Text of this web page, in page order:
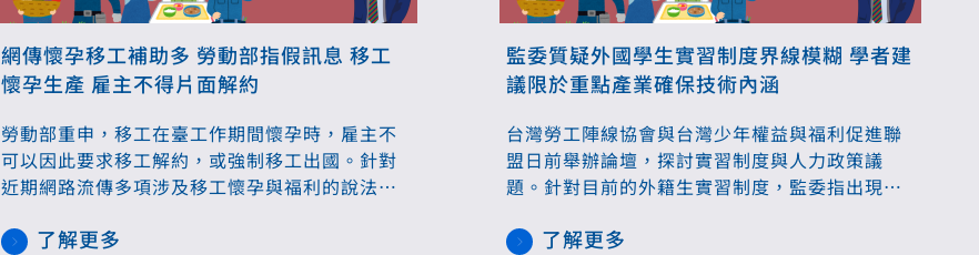
網傳懷孕移工補助多 勞動部指假訊息 移工
懷孕生產 雇主不得片面解約
勞動部重申，移工在臺工作期間懷孕時，雇主不
可以因此要求移工解約，或強制移工出國。針對
近期網路流傳多項涉及移工懷孕與福利的說法，
息，呼籲外界勿再以訛傳訛，以免造成社會誤
了解更多
監委質疑外國學生實習制度界線模糊 學者建
議限於重點產業確保技術內涵
台灣勞工陣線協會與台灣少年權益與福利促進聯
盟日前舉辦論壇，探討實習制度與人力政策議
題。針對目前的外籍生實習制度，監委指出現行
若缺工應回歸勞動制度；學者則認為，海外實習
了解更多